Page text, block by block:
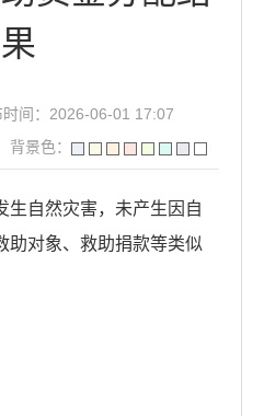
果
时间：2026-06-01 17:07
背景色：
生自然灾害，未产生因自
助对象、救助捐款等类似